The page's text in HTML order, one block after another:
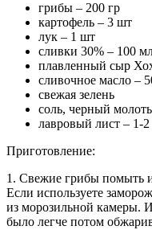
грибы – 200 гр
картофель – 3 шт
лук – 1 шт
сливки 30% – 100
плавленный сыр
сливочное масло –
свежая зелень
соль, черный
лавровый лист – 1-
Приготовление:
1. Свежие грибы помыть
Если используете
из морозильной камеры.
было легче потом